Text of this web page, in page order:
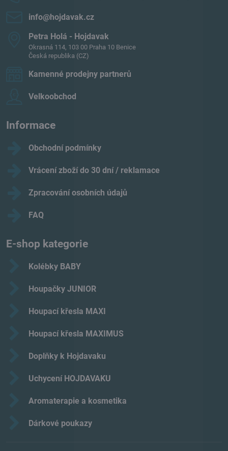
info​@hojdavak​.cz
Petra Holá - Hojdavak
Okrasná 114, 103 00 Praha 10 Benice
Česká republika (CZ)
Kamenné prodejny partnerů
Velkoobchod
Informace
Obchodní podmínky
Vrácení zboží do 30 dní / reklamace
Zpracování osobních údajů
FAQ
E-shop kategorie
Kolébky BABY
Houpačky JUNIOR
Houpací křesla MAXI
Houpací křesla MAXIMUS
Doplňky k Hojdavaku
Uchycení HOJDAVAKU
Aromaterapie a kosmetika
Dárkové poukazy